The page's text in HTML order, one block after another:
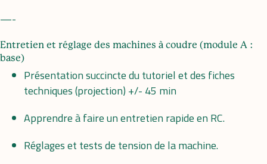
—-
Entretien et réglage des machines à coudre (module A :
base)
Présentation succincte du tutoriel et des fiches
techniques (projection) +/- 45 min
Apprendre à faire un entretien rapide en RC.
Réglages et tests de tension de la machine.